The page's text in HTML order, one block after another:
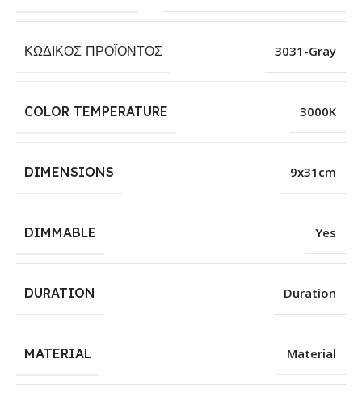
ΚΩΔΙΚΌΣ ΠΡΟΪΌΝΤΟΣ 3031-Gray
COLOR TEMPERATURE 3000Κ
DIMENSIONS 9x31cm
DIMMABLE Yes
DURATION Duration
MATERIAL Material